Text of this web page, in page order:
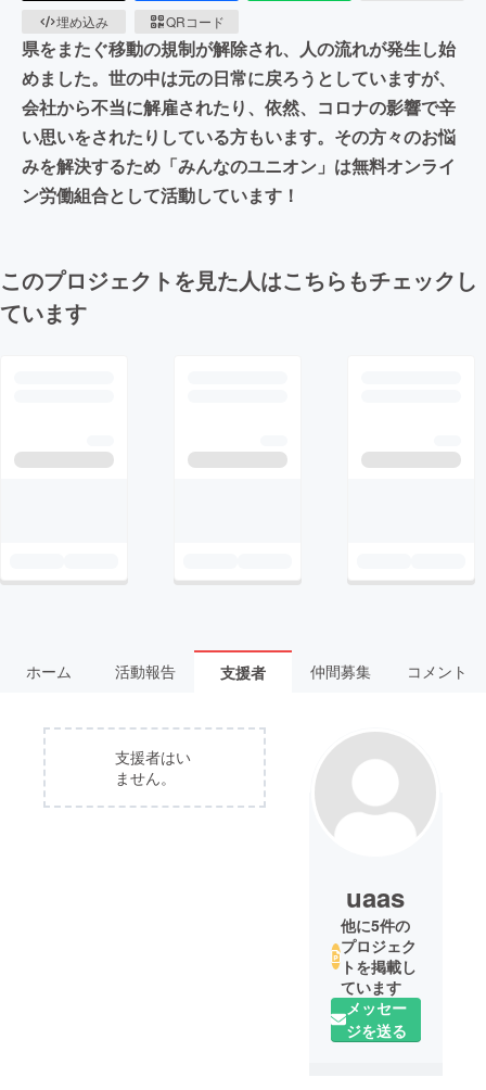
埋め込み
QRコード
県をまたぐ移動の規制が解除され、人の流れが発生し始
めました。世の中は元の日常に戻ろうとしていますが、
会社から不当に解雇されたり、依然、コロナの影響で辛
い思いをされたりしている方もいます。その方々のお悩
みを解決するため「みんなのユニオン」は無料オンライ
ン労働組合として活動しています！
このプロジェクトを見た人はこちらもチェックし
ています
ホーム 活動報告 支援者 仲間募集 コメント
支援者はい
ません。
uaas
他に5件の
プロジェク
トを掲載し
ています
メッセー
ジを送る